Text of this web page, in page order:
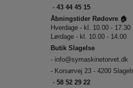
- 43 44 45 15
Åbningstider Rødovre 🏠
Hverdage - kl. 10.00 - 17.30
Lørdage - kl. 10.00 - 14.00
Butik Slagelse
- info@symaskinetorvet.dk
- Korsørvej 23 - 4200
- 58 52 29 22